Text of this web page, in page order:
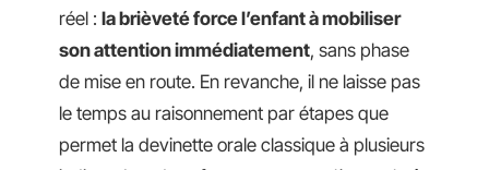
réel : la brièveté force l’enfant à mobiliser
son attention immédiatement, sans phase
de mise en route. En revanche, il ne laisse pas
le temps au raisonnement par étapes que
permet la devinette orale classique à plusieurs